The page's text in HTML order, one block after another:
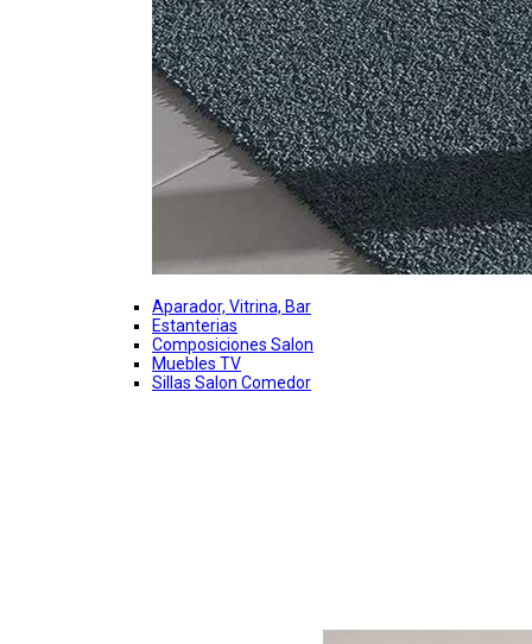
Aparador, Vitrina, Bar
Estanterias
Composiciones Salon
Muebles TV
Sillas Salon Comedor